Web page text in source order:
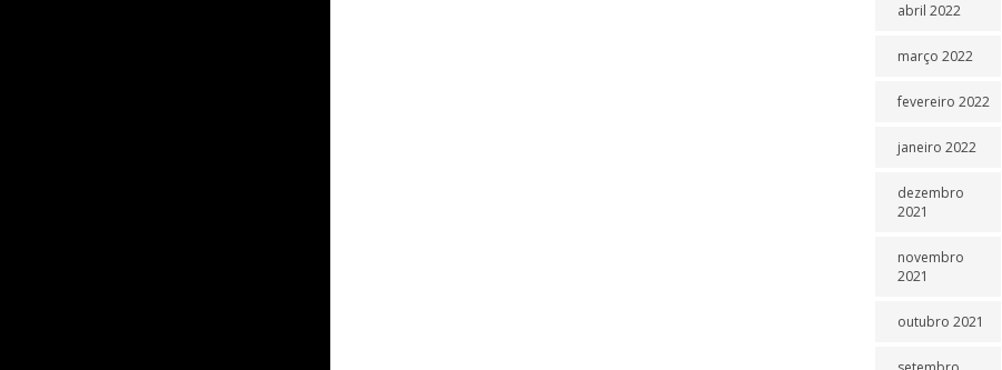
abril 2022
março 2022
fevereiro 2022
janeiro 2022
dezembro
2021
novembro
2021
outubro 2021